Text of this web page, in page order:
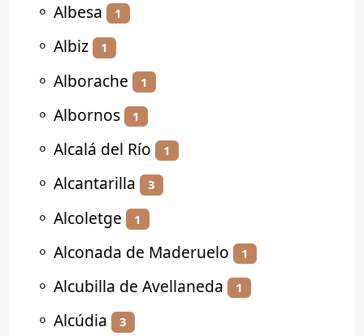
⚬ Albesa 1
⚬ Albiz 1
⚬ Alborache 1
⚬ Albornos 1
⚬ Alcalá del Río 1
⚬ Alcantarilla 3
⚬ Alcoletge 1
⚬ Alconada de Maderuelo 1
⚬ Alcubilla de Avellaneda 1
⚬ Alcúdia 3